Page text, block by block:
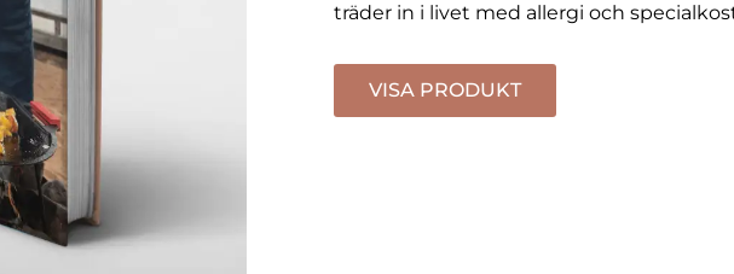
träder in i livet med allergi och
VISA PRODUKT